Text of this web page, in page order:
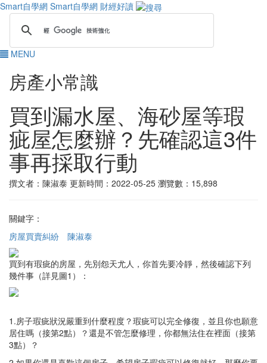
Smart自學網 Smart自學網 財經好讀
MENU
房產小常識
買到漏水屋、海砂屋等瑕
疵屋怎麼辦？先確認這3件
事再採取行動
撰文者：陳淑泰 更新時間：2022-05-25 瀏覽數：15,898
關鍵字：
房屋買賣糾紛
陳淑泰
買到有瑕疵的房屋，先別怨天尤人，你首先要冷靜，然後確認下列
幾件事（詳見圖1）：
1.房子瑕疵狀況嚴重到什麼程度？瑕疵可以完全修復，並且你也願意
居住嗎（接第2點）？還是不管怎麼修理，你都無法住在裡面（接第
3點）？